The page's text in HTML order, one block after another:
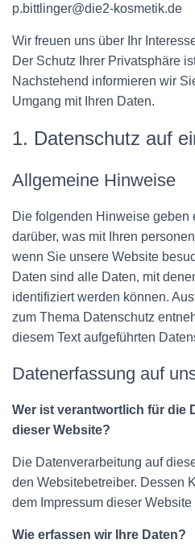
p.bittlinger@die2-kosmetik.de
Wir freuen uns über Ihr
Der Schutz Ihrer Privatsphäre
Nachstehend informieren wir
Umgang mit Ihren Daten.
1. Datenschutz auf
Allgemeine Hinweise
Die folgenden Hinweise
darüber, was mit Ihren
wenn Sie unsere Website
Daten sind alle Daten, mit
identifiziert werden können.
zum Thema Datenschutz
diesem Text aufgeführten
Datenerfassung auf
Wer ist verantwortlich für die
dieser Website?
Die Datenverarbeitung auf
den Websitebetreiber. Dessen
dem Impressum dieser Website
Wie erfassen wir Ihre Daten?